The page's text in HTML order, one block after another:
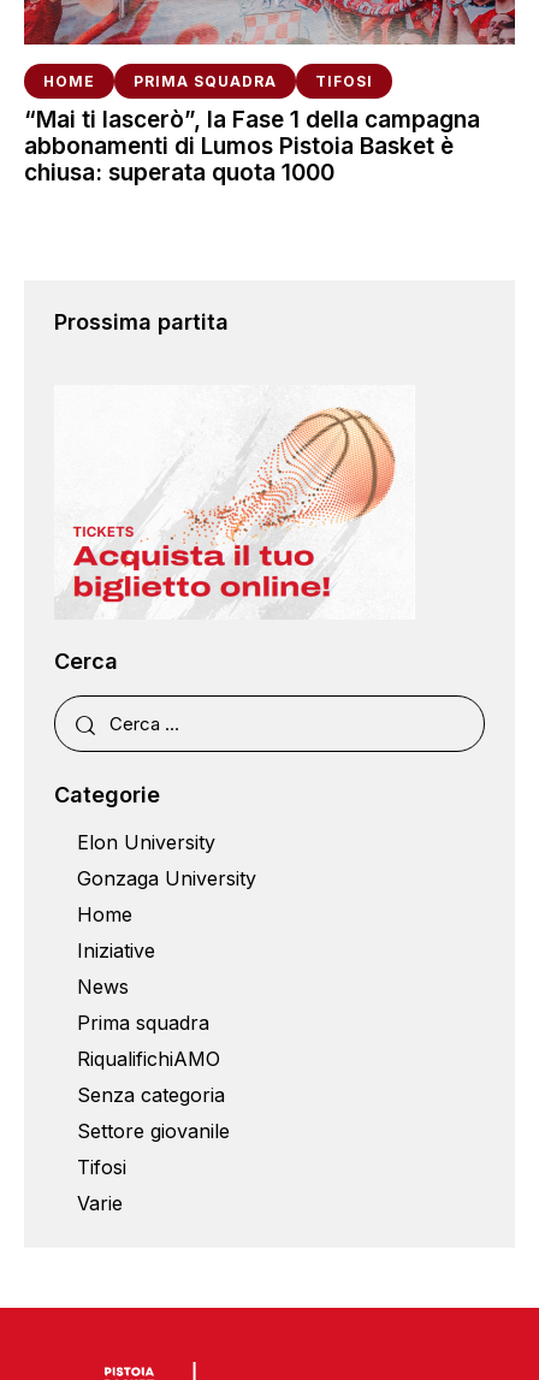
HOME PRIMA SQUADRA TIFOSI
“Mai ti lascerò”, la Fase 1 della campagna
abbonamenti di Lumos Pistoia Basket è
chiusa: superata quota 1000
Prossima partita
Cerca
Categorie
Elon University
Gonzaga University
Home
Iniziative
News
Prima squadra
RiqualifichiAMO
Senza categoria
Settore giovanile
Tifosi
Varie